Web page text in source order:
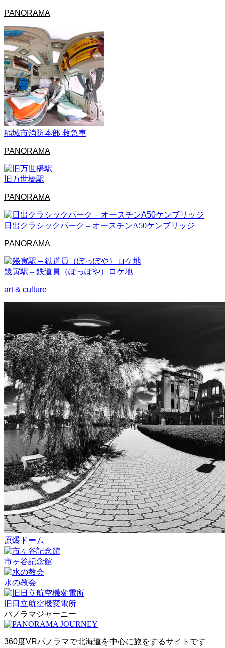
PANORAMA
稲城市消防本部 救急車
PANORAMA
旧万世橋駅
PANORAMA
日出クラシックパーク – オースチンA50ケンブリッジ
PANORAMA
幾寅駅 – 鉄道員（ぽっぽや）ロケ地
art & culture
原爆ドーム
市ヶ谷記念館
水の教会
旧日立航空機変電所
パノラマジャーニー
360度VRパノラマで北海道を中心に旅をするサイトです